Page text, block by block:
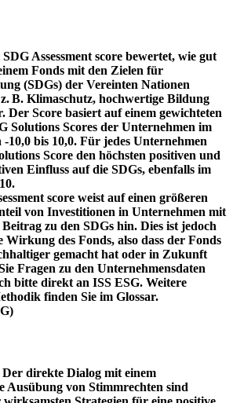
Assessment score bewertet, wie gut
Fonds mit den Zielen für
(SDGs) der Vereinten Nationen
B. Klimaschutz, hochwertige Bildung
Der Score basiert auf einem gewichteten
Solutions Scores der Unternehmen im
10,0 bis 10,0. Für jedes Unternehmen
Score den höchsten positiven und
Einfluss auf die SDGs, ebenfalls im
score weist auf einen größeren
von Investitionen in Unternehmen mit
zu den SDGs hin. Dies ist jedoch
des Fonds, also dass der Fonds
gemacht hat oder in Zukunft
Fragen zu den Unternehmensdaten
bitte direkt an ISS ESG. Weitere
finden Sie im Glossar.
Der direkte Dialog mit einem
Ausübung von Stimmrechten sind